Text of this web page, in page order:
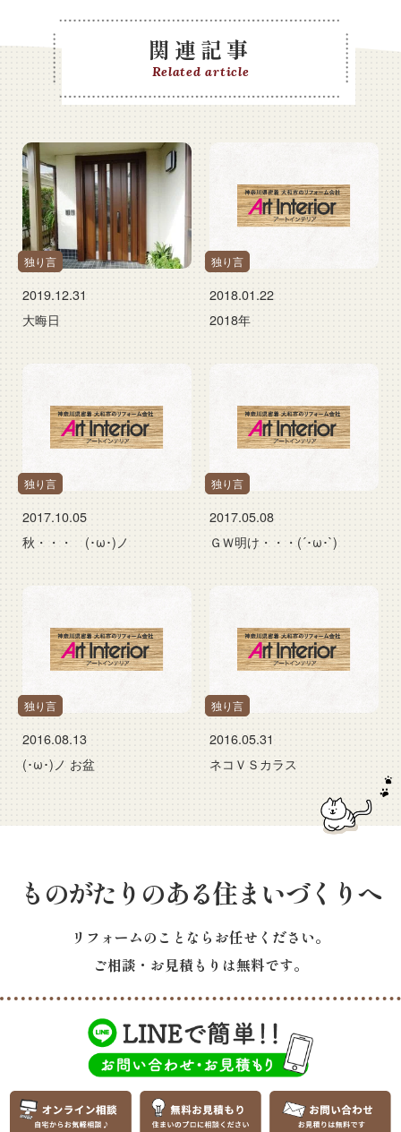
関連記事
Related article
独り言
2019.12.31
大晦日
独り言
2018.01.22
2018年
独り言
2017.10.05
秋・・・ (･ω･)ノ
独り言
2017.05.08
ＧＷ明け・・・(´･ω･`)
独り言
2016.08.13
(･ω･)ノ お盆
独り言
2016.05.31
ネコＶＳカラス
ものがたりのある住まいづくりへ
リフォームのことならお任せください。
ご相談・お見積もりは無料です。